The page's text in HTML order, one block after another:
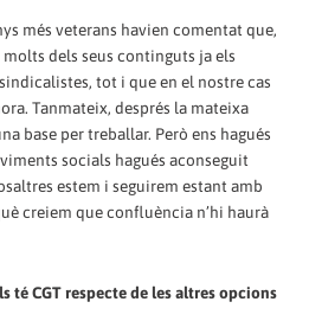
més veterans havien comentat que,
dels seus continguts ja els
tot i que en el nostre cas
Tanmateix, després la mateixa
base per treballar. Però ens hagués
socials hagués aconseguit
estem i seguirem estant amb
creiem que confluència n’hi haurà
té CGT respecte de les altres opcions